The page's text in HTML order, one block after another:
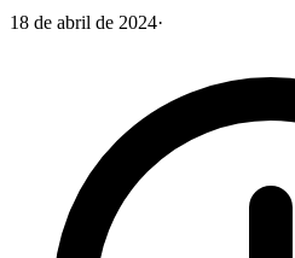
18 de abril de 2024·